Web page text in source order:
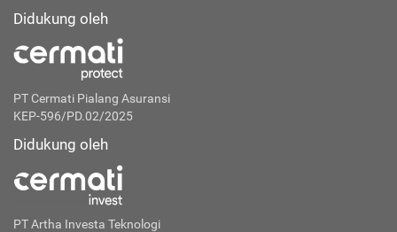
Didukung oleh
PT Cermati Pialang Asuransi
KEP-596/PD.02/2025
Didukung oleh
PT Artha Investa Teknologi